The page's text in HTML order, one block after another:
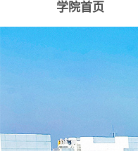
学院首页